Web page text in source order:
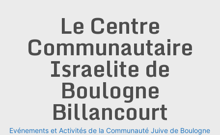
Le Centre
Communautaire
Israelite de
Boulogne
Billancourt
Evénements et Activités de la Communauté Juive de Boulogne